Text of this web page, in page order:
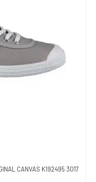
CANVAS K192495 3017